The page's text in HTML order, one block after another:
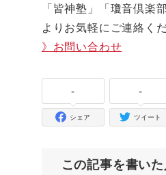
「皆神塾」「瓊音倶
よりお気軽にご連絡くだ
》お問い合わせ
-
シェア
-
ツイート
この記事を書いた